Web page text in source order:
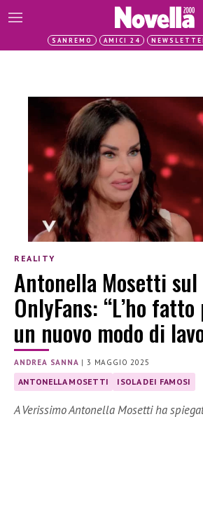
SANREMO AMICI 24
REALITY
Antonella Mosetti sul
OnlyFans: “L’ho
un nuovo modo di
ANDREA SANNA |3 MAGGIO 2025
ANTONELLA MOSETTI ISOLA DEI FAMOSI
A Verissimo Antonella Mosetti ha